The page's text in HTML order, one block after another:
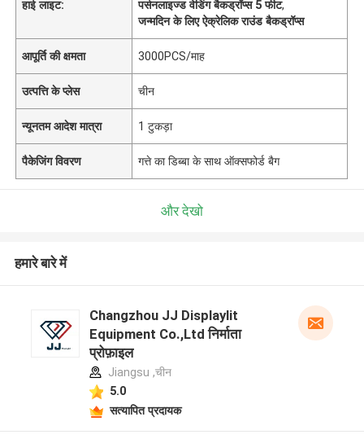
हाई लाइट:
पर्सनलाइज्ड वेडिंग बैकड्रॉप्स 5 फीट,
जन्मदिन के लिए ऐक्रेलिक राउंड बैकड्रॉप्स
आपूर्ति की क्षमता 3000PCS/माह
उत्पत्ति के प्लेस चीन
न्यूनतम आदेश मात्रा 1 टुकड़ा
पैकेजिंग विवरण गत्ते का डिब्बा के साथ ऑक्सफोर्ड बैग
और देखो
हमारे बारे में
Changzhou JJ Displaylit
Equipment Co.,Ltd निर्माता
प्रोफ़ाइल
Jiangsu ,चीन
5.0
सत्यापित प्रदायक